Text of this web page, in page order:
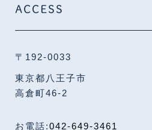
ACCESS
〒192-0033
東京都八王子市
高倉町46-2
お電話:042-649-3461